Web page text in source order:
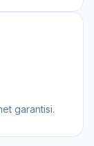
garantisi.